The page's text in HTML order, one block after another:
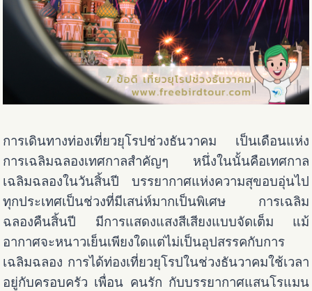
การเดินทางท่องเที่ยวยุโรปช่วงธันวาคม เป็นเดือนแห่ง
การเฉลิมฉลองเทศกาลสำคัญๆ หนึ่งในนั้นคือเทศกาล
เฉลิมฉลองในวันสิ้นปี บรรยากาศแห่งความสุขอบอุ่นไป
ทุกประเทศเป็นช่วงที่มีเสน่ห์มากเป็นพิเศษ การเฉลิม
ฉลองคืนสิ้นปี มีการแสดงแสงสีเสียงแบบจัดเต็ม แม้
อากาศจะหนาวเย็นเพียงใดแต่ไม่เป็นอุปสรรคกับการ
เฉลิมฉลอง การได้ท่องเที่ยวยุโรปในช่วงธันวาคมใช้เวลา
อยู่กับครอบครัว เพื่อน คนรัก กับบรรยากาศแสนโรแมน